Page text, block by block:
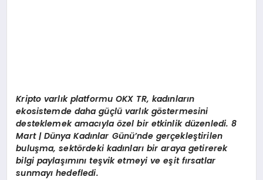
DIĞER
Kripto varlık platformu OKX TR, kadınların
ekosistemde daha güçlü varlık göstermesini
desteklemek amacıyla özel bir etkinlik düzenledi. 8
Mart | Dünya Kadınlar Günü’nde gerçekleştirilen
buluşma, sektördeki kadınları bir araya getirerek
bilgi paylaşımını teşvik etmeyi ve eşit fırsatlar
sunmayı hedefledi.